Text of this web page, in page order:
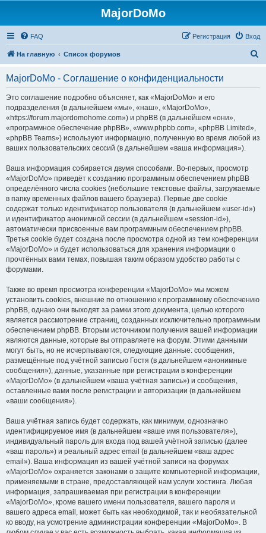
MajorDoMo
FAQ Вход
Регистрация
На главную Список форумов
MajorDoMo - Соглашение о конфиденциальности
Это соглашение подробно объясняет, как «MajorDoMo» и его
подразделения (в дальнейшем «мы», «наш», «MajorDoMo»,
«https://forum.majordomohome.com») и phpBB (в дальнейшем «они»,
«программное обеспечение phpBB», «www.phpbb.com», «phpBB Limited»,
«phpBB Teams») используют информацию, полученную во время любой из
ваших пользовательских сессий (в дальнейшем «ваша информация»).
Ваша информация собирается двумя способами. Во-первых, просмотр
«MajorDoMo» приведёт к созданию программным обеспечением phpBB
определённого числа cookies (небольшие текстовые файлы, загружаемые
в папку временных файлов вашего браузера). Первые две cookie
содержат только идентификатор пользователя (в дальнейшем «user-id»)
и идентификатор анонимной сессии (в дальнейшем «session-id»),
автоматически присвоенные вам программным обеспечением phpBB.
Третья cookie будет создана после просмотра одной из тем конференции
«MajorDoMo» и будет использоваться для хранения информации о
прочтённых вами темах, повышая таким образом удобство работы с
форумами.
Также во время просмотра конференции «MajorDoMo» мы можем
установить cookies, внешние по отношению к программному обеспечению
phpBB, однако они выходят за рамки этого документа, целью которого
является рассмотрение страниц, созданных исключительно программным
обеспечением phpBB. Вторым источником получения вашей информации
являются данные, которые вы отправляете на форум. Этими данными
могут быть, но не исчерпываются, следующие данные: сообщения,
размещённые под учётной записью Гостя (в дальнейшем «анонимные
сообщения»), данные, указанные при регистрации в конференции
«MajorDoMo» (в дальнейшем «ваша учётная запись») и сообщения,
оставленные вами после регистрации и авторизации (в дальнейшем
«ваши сообщения»).
Ваша учётная запись будет содержать, как минимум, однозначно
идентифицируемое имя (в дальнейшем «ваше имя пользователя»),
индивидуальный пароль для входа под вашей учётной записью (далее
«ваш пароль») и реальный адрес email (в дальнейшем «ваш адрес
email»). Ваша информация из вашей учётной записи на форумах
«MajorDoMo» охраняется законами о защите компьютерной информации,
применяемыми в стране, предоставляющей нам услуги хостинга. Любая
информация, запрашиваемая при регистрации в конференции
«MajorDoMo», кроме вашего имени пользователя, вашего пароля и
вашего адреса email, может быть как необходимой, так и необязательной
ко вводу, на усмотрение администрации конференции «MajorDoMo». В